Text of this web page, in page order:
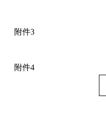
附件3
附件4